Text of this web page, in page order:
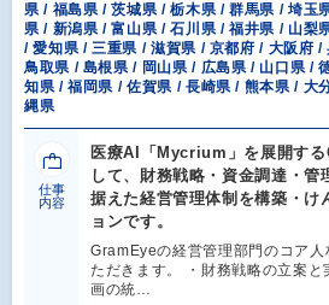
県 / 福島県 / 茨城県 / 栃木県 / 群馬県 / 埼玉
県 / 新潟県 / 富山県 / 石川県 / 福井県 / 山梨
/ 愛知県 / 三重県 / 滋賀県 / 京都府 / 大阪府
鳥取県 / 島根県 / 岡山県 / 広島県 / 山口県 /
知県 / 福岡県 / 佐賀県 / 長崎県 / 熊本県 / 大
縄県
仕事
内容
医療AI「Mycrium」を展開す
して、財務戦略・資金調達・
据えた経営管理体制を構築・け
ョンです。
GramEyeの経営管理部門のコア
ただきます。 ・財務戦略の立案
画の統…